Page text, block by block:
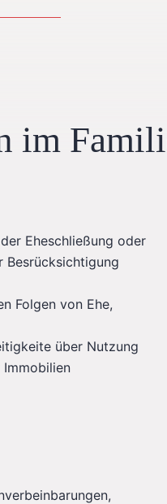
im
Eheschließung oder
Besrücksichtigung
Folgen von Ehe,
über Nutzung
Immobilien